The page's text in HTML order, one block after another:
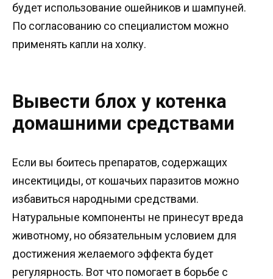
будет использование ошейников и шампуней.
По согласованию со специалистом можно
применять капли на холку.
Вывести блох у котенка
домашними средствами
Если вы боитесь препаратов, содержащих
инсектициды, от кошачьих паразитов можно
избавиться народными средствами.
Натуральные компоненты не принесут вреда
животному, но обязательным условием для
достижения желаемого эффекта будет
регулярность. Вот что помогает в борьбе с